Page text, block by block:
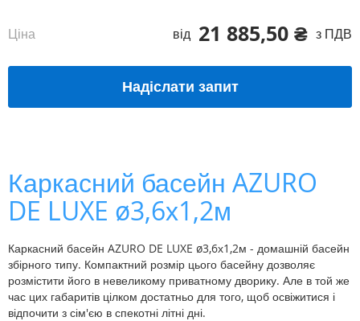
21 885,50 ₴ з ПДВ
Ціна від
Надіслати запит
Каркасний басейн AZURO
DE LUXE ø3,6х1,2м
Каркасний басейн AZURO DE LUXE ø3,6х1,2м - домашній басейн
збірного типу. Компактний розмір цього басейну дозволяє
розмістити його в невеликому приватному дворику. Але в той же
час цих габаритів цілком достатньо для того, щоб освіжитися і
відпочити з сім'єю в спекотні літні дні.